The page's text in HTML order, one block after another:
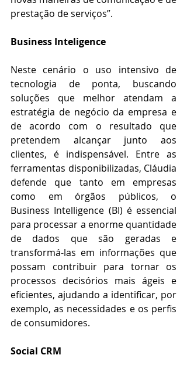
prestação de serviços”.
Business Inteligence
Neste cenário o uso intensivo de
tecnologia de ponta, buscando
soluções que melhor atendam a
estratégia de negócio da empresa e
de acordo com o resultado que
pretendem alcançar junto aos
clientes, é indispensável. Entre as
ferramentas disponibilizadas, Cláudia
defende que tanto em empresas
como em órgãos públicos, o
Business Intelligence (BI) é essencial
para processar a enorme quantidade
de dados que são geradas e
transformá-las em informações que
possam contribuir para tornar os
processos decisórios mais ágeis e
eficientes, ajudando a identificar, por
exemplo, as necessidades e os perfis
de consumidores.
Social CRM